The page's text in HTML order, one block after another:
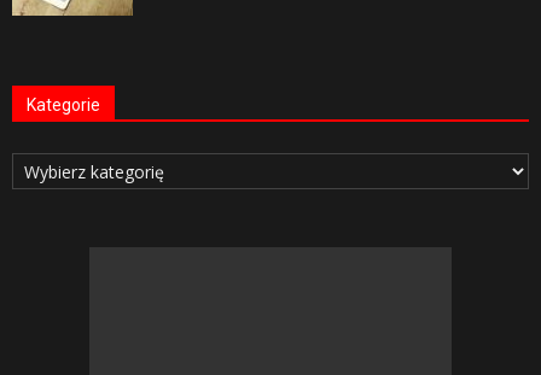
Kategorie
Kategorie